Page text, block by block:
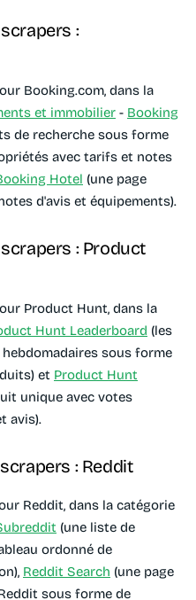
:
Booking.com, dans la
et immobilier - Booking
de recherche sous forme
avec tarifs et notes
Hotel (une page
d'avis et équipements).
scrapers : Product
Product Hunt, dans la
Hunt Leaderboard (les
sous forme
et Product Hunt
unique avec votes
avis).
: Reddit
Reddit, dans la catégorie
(une liste de
ordonné de
Reddit Search (une page
sous forme de